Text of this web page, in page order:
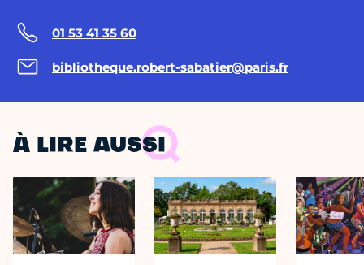
01 53 41 35 60
bibliotheque.robert-sabatier@paris.fr
À LIRE AUSSI